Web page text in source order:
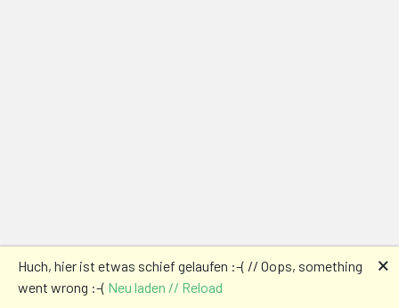
Huch, hier ist etwas schief gelaufen :-( // Oops, something
went wrong :-( Neu laden // Reload
🗙